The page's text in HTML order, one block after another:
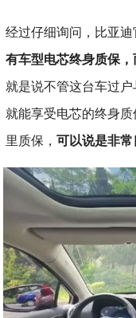
经过仔细询问，比亚迪
有车型电芯终身质保
就是说不管这台车过
就能享受电芯的终身
里质保，可以说是非常